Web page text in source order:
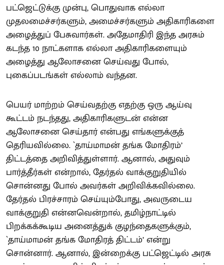
பட்ஜெட்டுக்கு முன்பு, பொதுவாக எல்லா
முதலமைச்சர்களும், அமைச்சர்களும் அதிகாரிகளை
அழைத்துப் பேசுவார்கள். அதேமாதிரி இந்த அரசும்
கடந்த 10 நாட்களாக எல்லா அதிகாரிகளையும்
அழைத்து ஆலோசனை செய்வது போல்,
புகைப்படங்கள் எல்லாம் வந்தன.
பெயர் மாற்றம் செய்வதற்கு எதற்கு ஒரு ஆய்வு
கூட்டம் நடந்தது, அதிகாரிகளுடன் என்ன
ஆலோசனை செய்தார் என்பது எங்களுக்குத்
தெரியவில்லை. `தாய்மாமன் தங்க மோதிரம்’
திட்டத்தை அறிவித்துள்ளார். ஆனால், அதுவும்
பார்த்தீர்கள் என்றால், தேர்தல் வாக்குறுதியில்
சொன்னது போல் அவர்கள் அறிவிக்கவில்லை.
தேர்தல் பிரச்சாரம் செய்யும்போது, அவருடைய
வாக்குறுதி என்னவென்றால், தமிழ்நாட்டில்
பிறக்கக்கூடிய அனைத்துக் குழந்தைகளுக்கும்,
`தாய்மாமன் தங்க மோதிரத் திட்டம்’ என்று
சொன்னார். ஆனால், இன்றைக்கு பட்ஜெட்டில் அரசு